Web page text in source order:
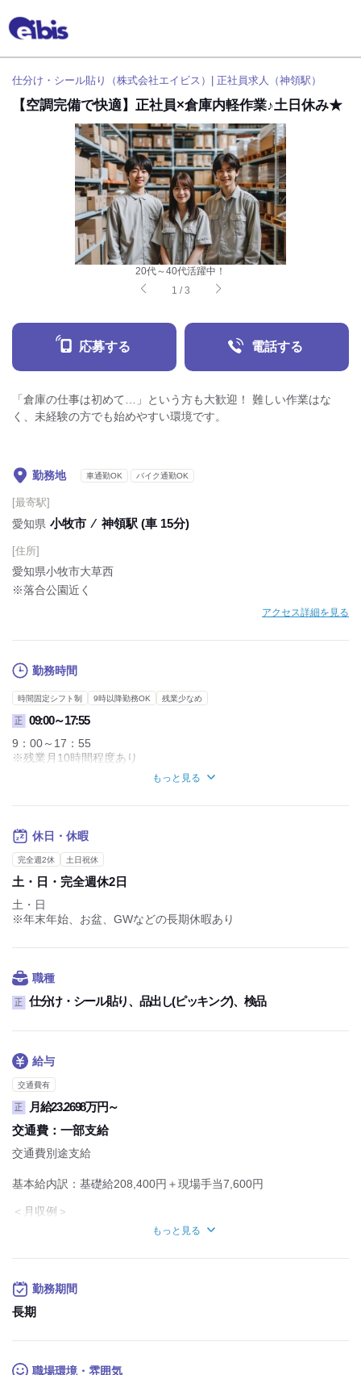
仕分け・シール貼り（株式会社エイビス）| 正社員求人（神領駅）
【空調完備で快適】正社員×倉庫内軽作業♪土日休み★
20代～40代活躍中！
1 /3
応募する 電話する
「倉庫の仕事は初めて…」という方も大歓迎！ 難しい作業はな
く、未経験の方でも始めやすい環境です。
勤務地 車通勤OK バイク通勤OK
[最寄駅]
愛知県 小牧市 ⁄ 神領駅 (車 15分)
[住所]
愛知県小牧市大草西
※落合公園近く
アクセス詳細を見る
勤務時間
時間固定シフト制 9時以降勤務OK 残業少なめ
正 09:00～17:55
9：00～17：55
※残業月10時間程度あり
実働時間：1日あたり7時間55分
もっと見る
休日・休暇
完全週2休 土日祝休
土・日・完全週休2日
土・日
※年末年始、お盆、GWなどの長期休暇あり
職種
正 仕分け・シール貼り、品出し(ピッキング)、検品
給与
交通費有
正
月給23.2698万円～
交通費： 一部支給
交通費別途支給
基本給内訳：基礎給208,400円＋現場手当7,600円
＜月収例＞
月給216,000円×12か月＋残業代＋賞与
※経験・スキルによって考慮
◇社会保険完備
◇随時昇給制度を導入
もっと見る
勤務期間
長期
職場環境・雰囲気